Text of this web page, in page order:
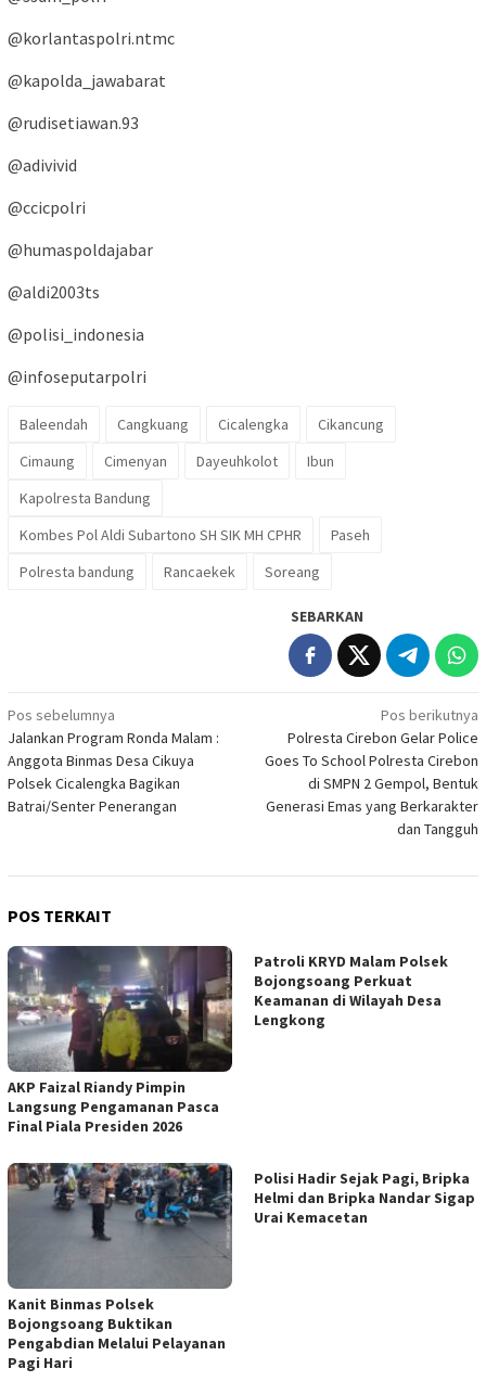
@korlantaspolri.ntmc
@kapolda_jawabarat
@rudisetiawan.93
@adivivid
@ccicpolri
@humaspoldajabar
@aldi2003ts
@polisi_indonesia
@infoseputarpolri
Baleendah Cangkuang Cicalengka
Cikancung
Cimaung
Cimenyan Dayeuhkolot
Ibun
Kapolresta Bandung
Kombes Pol Aldi Subartono SH SIK MH CPHR
Paseh
Polresta bandung
Rancaekek Soreang
SEBARKAN
Navigasi
pos
Pos sebelumnya
Jalankan Program Ronda Malam :
Anggota Binmas Desa Cikuya
Polsek Cicalengka Bagikan
Batrai/Senter Penerangan
Pos berikutnya
Polresta Cirebon Gelar Police
Goes To School Polresta Cirebon
di SMPN 2 Gempol, Bentuk
Generasi Emas yang Berkarakter
dan Tangguh
POS TERKAIT
AKP Faizal Riandy Pimpin
Langsung Pengamanan Pasca
Final Piala Presiden 2026
Patroli KRYD Malam Polsek
Bojongsoang Perkuat
Keamanan di Wilayah Desa
Lengkong
Kanit Binmas Polsek
Bojongsoang Buktikan
Pengabdian Melalui Pelayanan
Pagi Hari
Polisi Hadir Sejak Pagi, Bripka
Helmi dan Bripka Nandar Sigap
Urai Kemacetan